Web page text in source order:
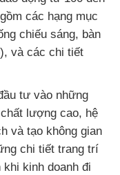
các hạng mục
chiếu sáng, bàn
và các chi tiết
tư vào những
lượng cao, hệ
và tạo không gian
chi tiết trang trí
kinh doanh đi